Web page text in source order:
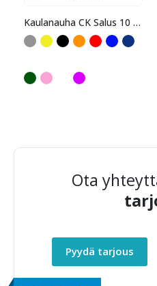
Kaulanauha CK Salus 10 mm
Ota
Pyydä tarjous